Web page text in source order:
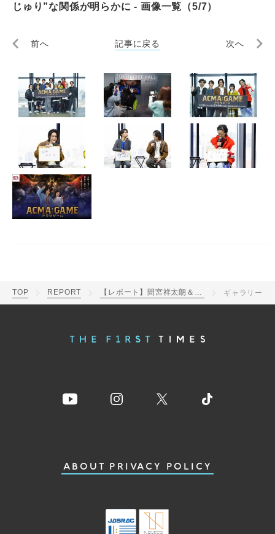
じゅり”な関係が明らかに - 画像一覧（5/7）
前へ 記事に戻る 次へ
TOP REPORT 【レポート】間宮祥太朗＆田中樹、ドラマ『ACMA:GAME アクマゲーム』撮影現場での”まみじゅり”な関係が明らかに ギャラリー
ABOUT PRIVACY POLICY